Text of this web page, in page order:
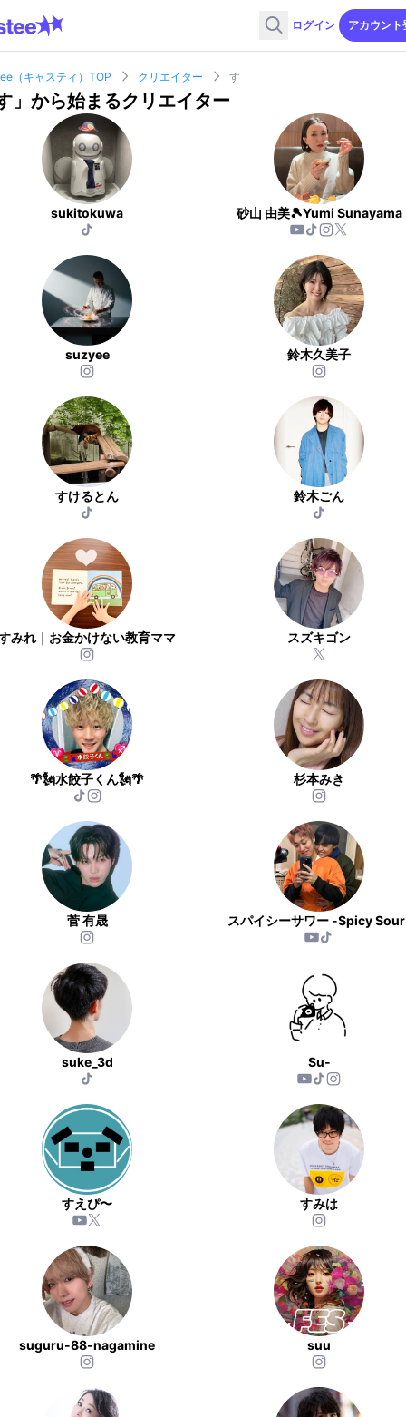
ログイン アカウント
（キャスティ）TOP クリエイター す
」から始まるクリエイター
sukitokuwa 砂山 由美🎾Yumi Sunayama
suzyee 鈴木久美子
すけるとん 鈴木ごん
みれ｜お金かけない教育ママ スズキゴン
🌴🗽水餃子くん🗽🌴 杉本みき
菅 有晟 スパイシーサワー -Spicy
suke_3d Su-
すえぴ〜 すみは
suguru-88-nagamine suu